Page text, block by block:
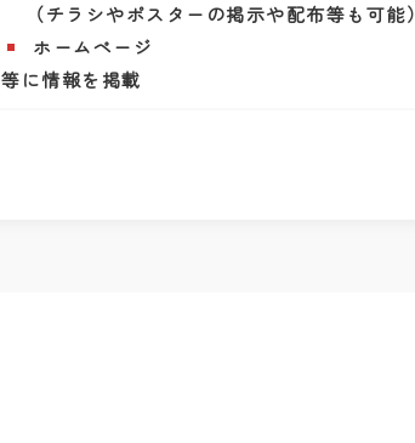
（チラシやポスターの掲示や配布等も可能）
ホームページ
等に情報を掲載